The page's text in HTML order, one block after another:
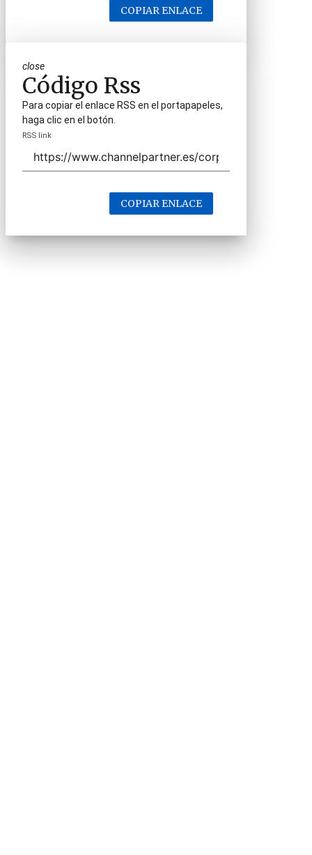
COPIAR ENLACE
close
Código Rss
Para copiar el enlace RSS en el portapapeles,
haga clic en el botón.
RSS link
COPIAR ENLACE